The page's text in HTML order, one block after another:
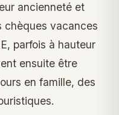
ancienneté et
chèques vacances
parfois à hauteur
ensuite être
en famille, des